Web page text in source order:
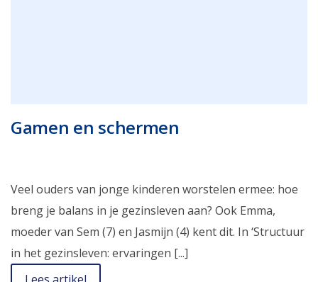
Gamen en schermen
Veel ouders van jonge kinderen worstelen ermee: hoe
breng je balans in je gezinsleven aan? Ook Emma,
moeder van Sem (7) en Jasmijn (4) kent dit. In ‘Structuur
in het gezinsleven: ervaringen [...]